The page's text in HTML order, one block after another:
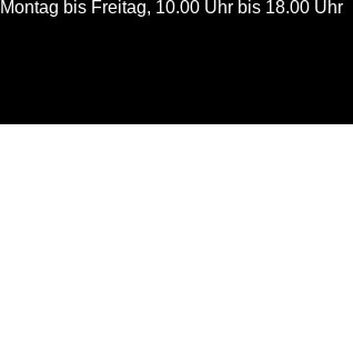
Montag bis Freitag, 10.00 Uhr bis 18.00 Uhr